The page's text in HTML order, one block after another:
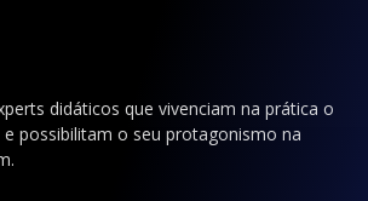
didáticos que vivenciam na prática o
e possibilitam o seu protagonismo na